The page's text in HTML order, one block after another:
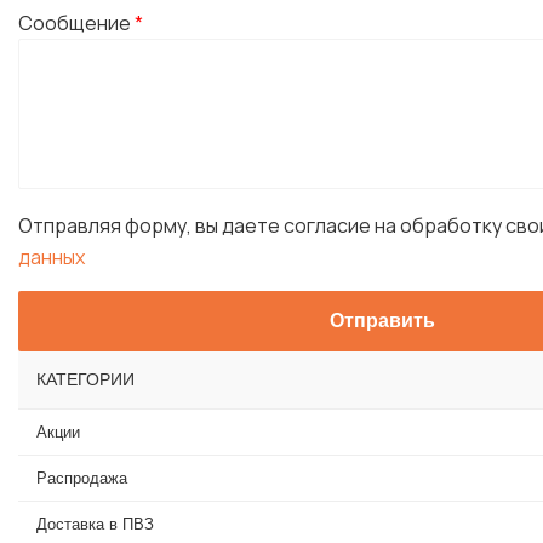
Сообщение*
Отправляя форму, вы даете согласие на обработку
данных
КАТЕГОРИИ
Акции
Распродажа
Доставка в ПВЗ